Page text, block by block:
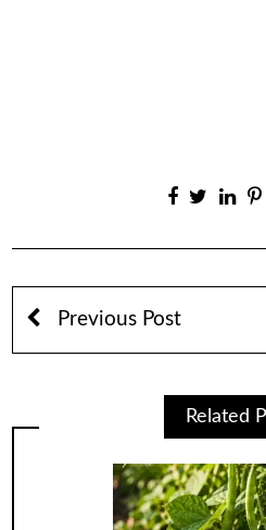
Previous Post
Related